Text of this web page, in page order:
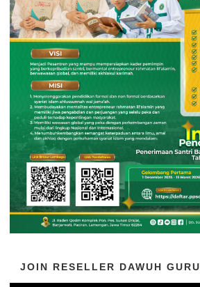
JOIN RESELLER DAWUH GURU